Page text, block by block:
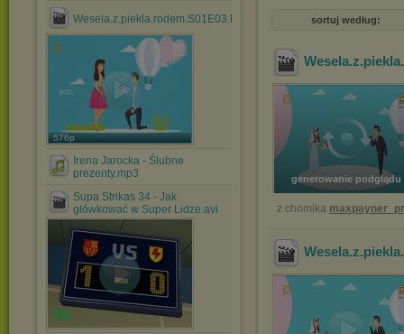
Wesela.z.piekla.rodem.S01E03.PL.TVRip.x264.mp4
576p
Irena Jarocka - Ślubne
prezenty.mp3
Supa Strikas 34 - Jak
główkować w Super Lidze.avi
sortuj według:
generowanie podglądu
z chomika